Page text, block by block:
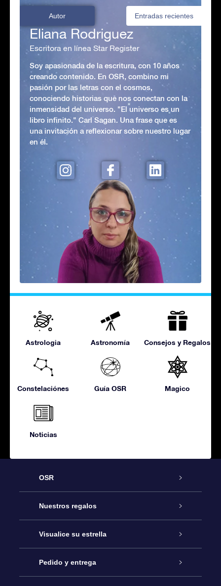
Autor Entradas recientes
Eliana Rodriguez
Escritora en línea Star Register
Soy apasionada de la escritura, con 10 años
creando contenido. En OSR, combino mi
pasión por las letras con el cosmos,
conociendo historias que nos conectan con la
inmensidad del universo. "El universo es un
libro infinito." Carl Sagan. Una frase que es
una invitación a reflexionar sobre nuestro lugar
en él.
Astrologia Astronomía Consejos y Regalos
Constelaciónes Guía OSR Magico
Noticias
OSR
Atención
Contáctanos
Blog
Nuestros regalos
Regalo Estrella Online
Paquete de Regalo OSR
Visualice su estrella
Registro estelar
Pedido y entrega